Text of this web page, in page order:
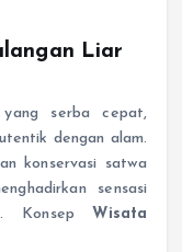
Liar
serba cepat,
dengan alam.
konservasi satwa
sensasi
Konsep Wisata